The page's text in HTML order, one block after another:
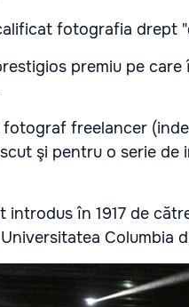
fotografia drept
premiu pe
fotograf freelancer
şi pentru o serie
introdus în 1917 de
Columbia